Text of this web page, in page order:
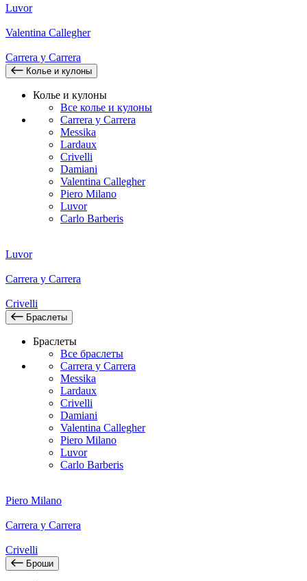
Luvor
Valentina Callegher
Carrera y Carrera
Колье и кулоны
Колье и кулоны
Все колье и кулоны
Carrera y Carrera
Messika
Lardaux
Crivelli
Damiani
Valentina Callegher
Piero Milano
Luvor
Carlo Barberis
Luvor
Carrera y Carrera
Crivelli
Браслеты
Браслеты
Все браслеты
Carrera y Carrera
Messika
Lardaux
Crivelli
Damiani
Valentina Callegher
Piero Milano
Luvor
Carlo Barberis
Piero Milano
Carrera y Carrera
Crivelli
Броши